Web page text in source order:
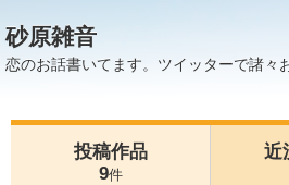
砂原雑音
恋のお話書いてます。ツイッターで諸々
投稿作品
9件
近